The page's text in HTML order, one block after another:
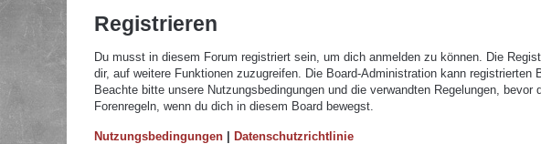
Registrieren
Du musst in diesem Forum registriert sein, um dich anmelden zu können. Die
dir, auf weitere Funktionen zuzugreifen. Die Board-Administration kann registrierten
Beachte bitte unsere Nutzungsbedingungen und die verwandten Regelungen,
Forenregeln, wenn du dich in diesem Board bewegst.
Nutzungsbedingungen | Datenschutzrichtlinie